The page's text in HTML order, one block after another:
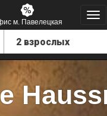
м. Павелецкая